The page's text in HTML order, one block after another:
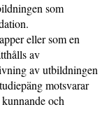
som
eller som en
av
av utbildningen
motsvarar
och